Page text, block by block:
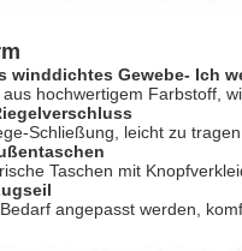
winddichtes Gewebe- Ich
hochwertigem Farbstoff,
Schließung, leicht zu
Taschen mit
angepasst werden,